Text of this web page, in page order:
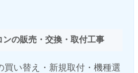
ンの販売・交換・取付工事
買い替え・新規取付・機種選